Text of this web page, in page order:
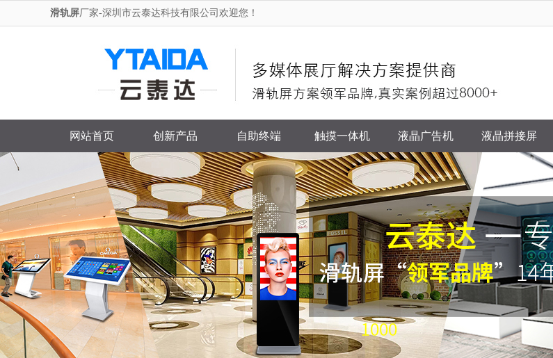
滑轨屏厂家-深圳市云泰达科技有限公司欢迎您！
网站首页 创新产品 自助终端 触摸一体机 液晶广告机 液晶拼接屏